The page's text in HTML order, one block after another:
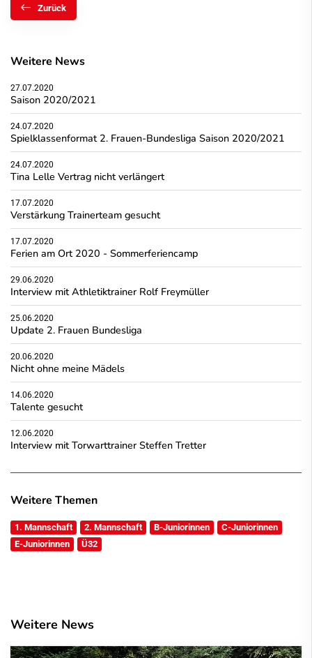
Zurück
Weitere News
27.07.2020
Saison 2020/2021
24.07.2020
Spielklassenformat 2. Frauen-Bundesliga Saison 2020/2021
24.07.2020
Tina Lelle Vertrag nicht verlängert
17.07.2020
Verstärkung Trainerteam gesucht
17.07.2020
Ferien am Ort 2020 - Sommerferiencamp
29.06.2020
Interview mit Athletiktrainer Rolf Freymüller
25.06.2020
Update 2. Frauen Bundesliga
20.06.2020
Nicht ohne meine Mädels
14.06.2020
Talente gesucht
12.06.2020
Interview mit Torwarttrainer Steffen Tretter
Weitere Themen
1. Mannschaft 2. Mannschaft B-Juniorinnen
C-Juniorinnen
E-Juniorinnen
Ü32
Weitere News